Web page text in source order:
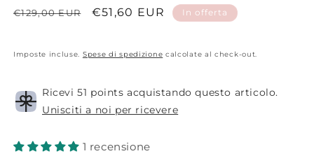
Prezzo
€129,00 EUR
Prezzo
€51,60 EUR In offerta
Imposte incluse. Spese di spedizione calcolate al check-out.
Ricevi 51 points acquistando questo articolo.
Unisciti a noi per ricevere
1 recensione